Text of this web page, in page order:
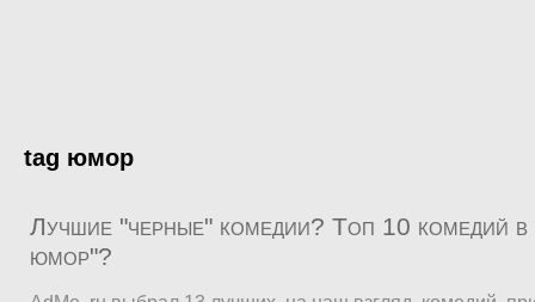
tag юмор
Лучшие "черные" комедии? Топ 10 комедий в
юмор"?